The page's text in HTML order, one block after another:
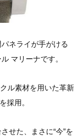
ネライが手がける
マリーナです。
ル素材を用いた革新
採用。
せた、まさに“今”を